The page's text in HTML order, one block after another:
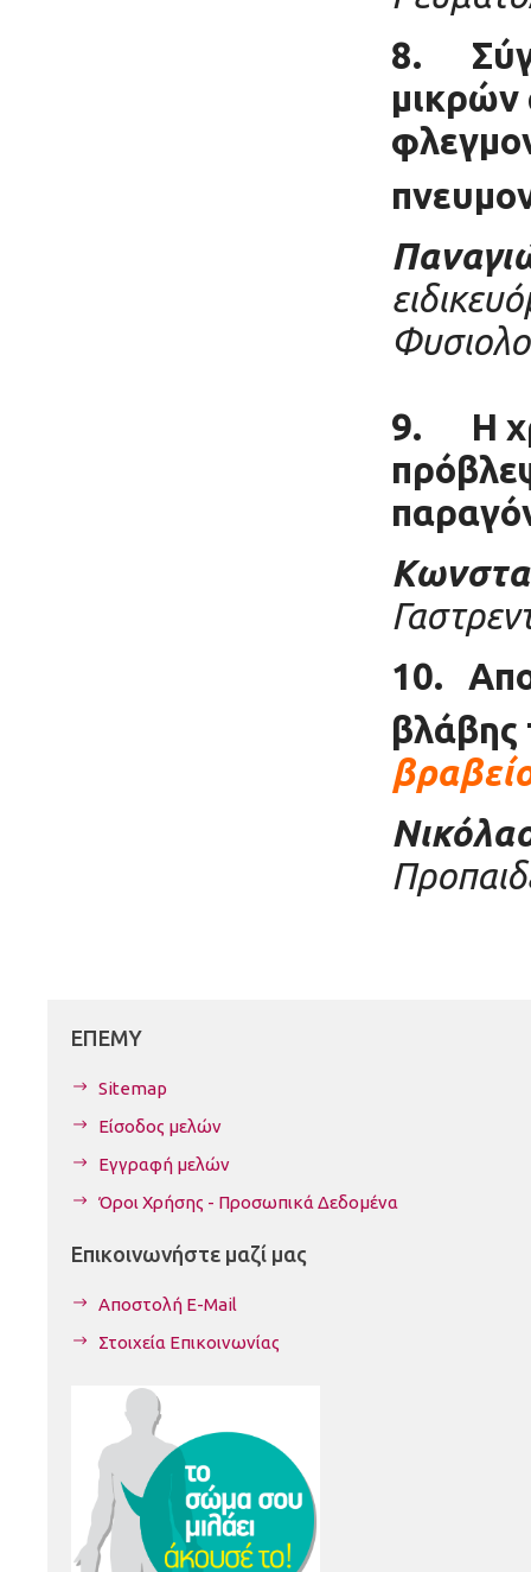
8.
μικρών
9. Η
10.
βλάβης
ΕΠΕΜΥ
Sitemap
Είσοδος μελών
Εγγραφή μελών
Όροι Χρήσης - Προσωπικά Δεδομένα
Επικοινωνήστε μαζί μας
Αποστολή E-Mail
Στοιχεία Επικοινωνίας